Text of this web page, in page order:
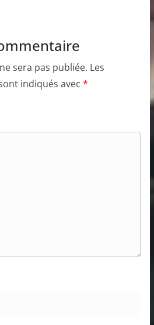
sera pas publiée. Les
indiqués avec *